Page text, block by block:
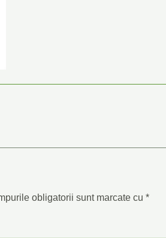
obligatorii sunt marcate cu *